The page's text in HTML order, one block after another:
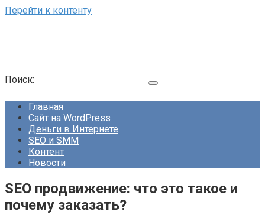
Перейти к контенту
Поиск:
Главная
Сайт на WordPress
Деньги в Интернете
SEO и SMM
Контент
Новости
SEO продвижение: что это такое и
почему заказать?